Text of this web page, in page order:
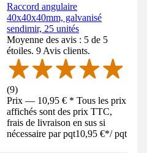
Raccord angulaire
40x40x40mm, galvanisé
sendimir, 25 unités
Moyenne des avis : 5 de 5
étoiles. 9 Avis clients.
(9)
Prix — 10,95 € * Tous les prix
affichés sont des prix TTC,
frais de livraison en sus si
nécessaire par pqt10,95 €*/ pqt